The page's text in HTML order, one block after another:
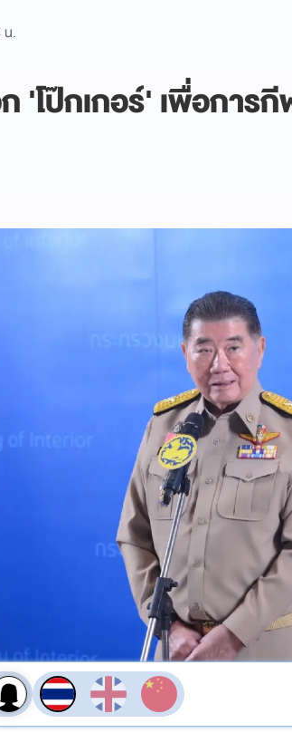
น.
โป๊กเกอร์' เพื่อการกี
สียงอ่าน